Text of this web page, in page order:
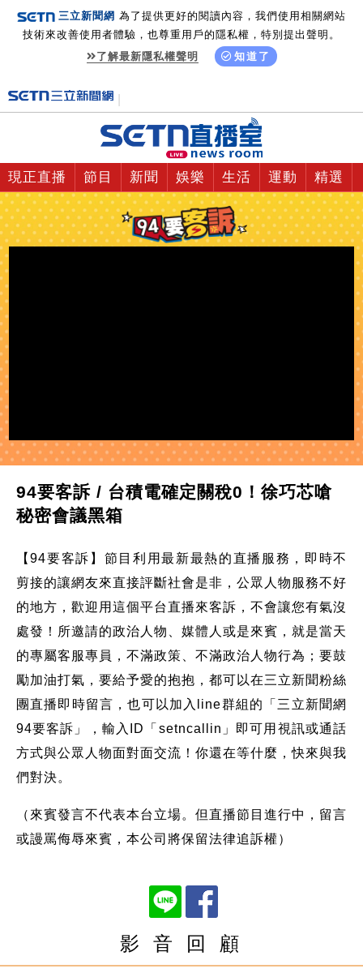
三立新聞網 為了提供更好的閱讀內容，我們使用相關網站
技術來改善使用者體驗，也尊重用戶的隱私權，特別提出聲明。
了解最新隱私權聲明
知道了
現正直播 節目 新聞 娛樂 生活 運動 精選
94要客訴 / 台積電確定關稅0！徐巧芯嗆
秘密會議黑箱
【94要客訴】節目利用最新最熱的直播服務，即時不
剪接的讓網友來直接評斷社會是非，公眾人物服務不好
的地方，歡迎用這個平台直播來客訴，不會讓您有氣沒
處發！所邀請的政治人物、媒體人或是來賓，就是當天
的專屬客服專員，不滿政策、不滿政治人物行為；要鼓
勵加油打氣，要給予愛的抱抱，都可以在三立新聞粉絲
團直播即時留言，也可以加入line群組的「三立新聞網
94要客訴」，輸入ID「setncallin」即可用視訊或通話
方式與公眾人物面對面交流！你還在等什麼，快來與我
們對決。
（來賓發言不代表本台立場。但直播節目進行中，留言
或謾罵侮辱來賓，本公司將保留法律追訴權）
影 音 回 顧